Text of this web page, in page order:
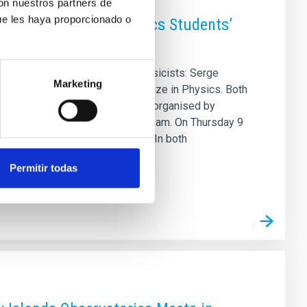
nuestros partners de
les haya proporcionado o
Marketing
Permitir todas
the 18th ULL Physics Students’
two distinguished physicists: Serge
winner of the 2016 Nobel Prize in Physics. Both
Physics Students (COEFIS), organised by
IAC Lecture Hall from 10.30 am. On Thursday 9
be Professor Haldane’s turn. In both